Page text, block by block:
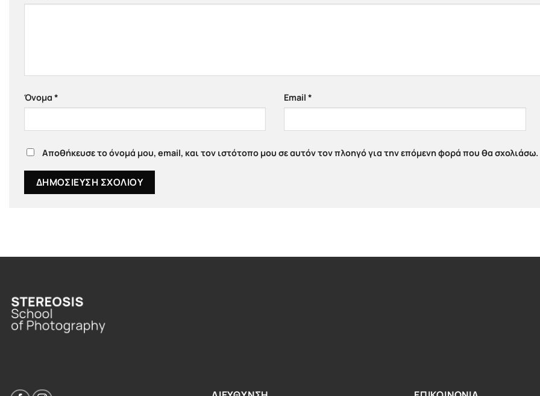
Όνομα * Email*
Αποθήκευσε το όνομά μου, email, και τον ιστότοπο μου σε αυτόν τον πλοηγό για την επόμενη φορά που θα σχολιάσω.